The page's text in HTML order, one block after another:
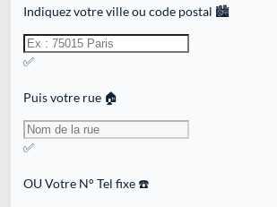
Indiquez votre ville ou code postal 🏙️
✅
Puis votre rue 🏠
✅
OUVotre N° Tel fixe ☎️